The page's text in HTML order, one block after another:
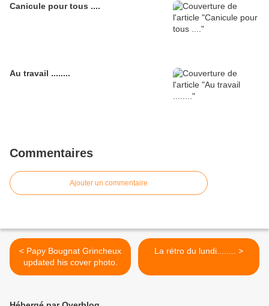
Canicule pour tous ....
Au travail ........
Commentaires
Ajouter un commentaire
< Papy Bougnat Grincheux
updated his cover photo.
La rétro du lundi........ >